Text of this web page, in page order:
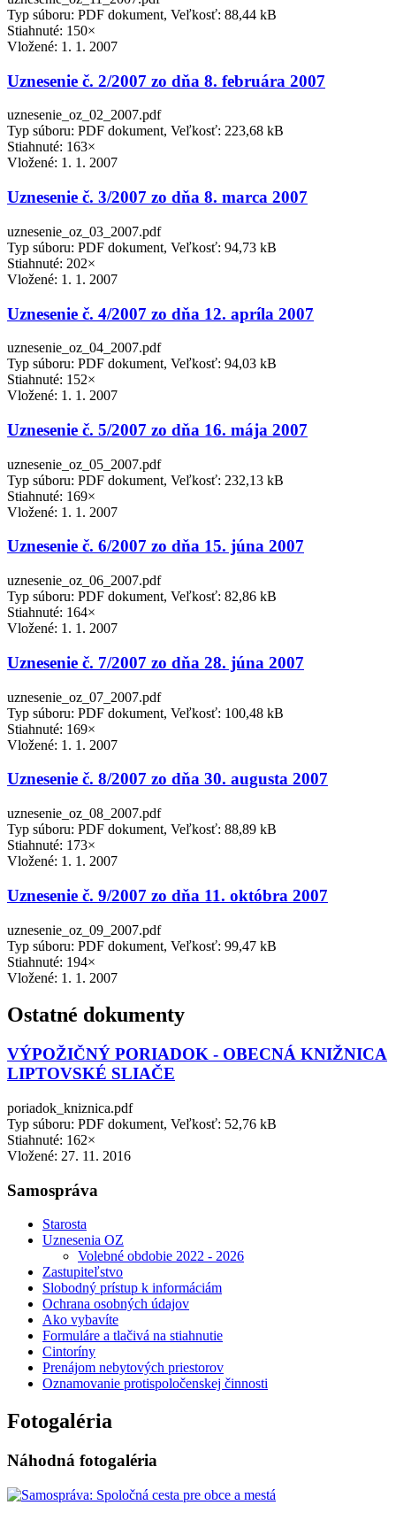
Typ súboru: PDF dokument, Veľkosť: 88,44 kB
Stiahnuté: 150×
Vložené: 1. 1. 2007
Uznesenie č. 2/2007 zo dňa 8. februára 2007
uznesenie_oz_02_2007.pdf
Typ súboru: PDF dokument, Veľkosť: 223,68 kB
Stiahnuté: 163×
Vložené: 1. 1. 2007
Uznesenie č. 3/2007 zo dňa 8. marca 2007
uznesenie_oz_03_2007.pdf
Typ súboru: PDF dokument, Veľkosť: 94,73 kB
Stiahnuté: 202×
Vložené: 1. 1. 2007
Uznesenie č. 4/2007 zo dňa 12. apríla 2007
uznesenie_oz_04_2007.pdf
Typ súboru: PDF dokument, Veľkosť: 94,03 kB
Stiahnuté: 152×
Vložené: 1. 1. 2007
Uznesenie č. 5/2007 zo dňa 16. mája 2007
uznesenie_oz_05_2007.pdf
Typ súboru: PDF dokument, Veľkosť: 232,13 kB
Stiahnuté: 169×
Vložené: 1. 1. 2007
Uznesenie č. 6/2007 zo dňa 15. júna 2007
uznesenie_oz_06_2007.pdf
Typ súboru: PDF dokument, Veľkosť: 82,86 kB
Stiahnuté: 164×
Vložené: 1. 1. 2007
Uznesenie č. 7/2007 zo dňa 28. júna 2007
uznesenie_oz_07_2007.pdf
Typ súboru: PDF dokument, Veľkosť: 100,48 kB
Stiahnuté: 169×
Vložené: 1. 1. 2007
Uznesenie č. 8/2007 zo dňa 30. augusta 2007
uznesenie_oz_08_2007.pdf
Typ súboru: PDF dokument, Veľkosť: 88,89 kB
Stiahnuté: 173×
Vložené: 1. 1. 2007
Uznesenie č. 9/2007 zo dňa 11. októbra 2007
uznesenie_oz_09_2007.pdf
Typ súboru: PDF dokument, Veľkosť: 99,47 kB
Stiahnuté: 194×
Vložené: 1. 1. 2007
Ostatné dokumenty
VÝPOŽIČNÝ PORIADOK - OBECNÁ KNIŽNICA
LIPTOVSKÉ SLIAČE
poriadok_kniznica.pdf
Typ súboru: PDF dokument, Veľkosť: 52,76 kB
Stiahnuté: 162×
Vložené: 27. 11. 2016
Samospráva
Starosta
Uznesenia OZ
Volebné obdobie 2022 - 2026
Zastupiteľstvo
Slobodný prístup k informáciám
Ochrana osobných údajov
Ako vybavíte
Formuláre a tlačivá na stiahnutie
Cintoríny
Prenájom nebytových priestorov
Oznamovanie protispoločenskej činnosti
Fotogaléria
Náhodná fotogaléria